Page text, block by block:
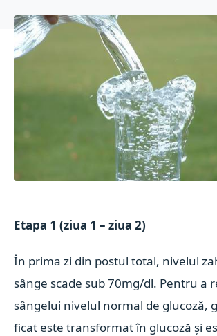
Etapa 1 (ziua 1 – ziua 2)
În prima zi din postul total, nivelul
sânge scade sub 70mg/dl. Pentru a
sângelui nivelul normal de glucoză,
ficat este transformat în glucoză și